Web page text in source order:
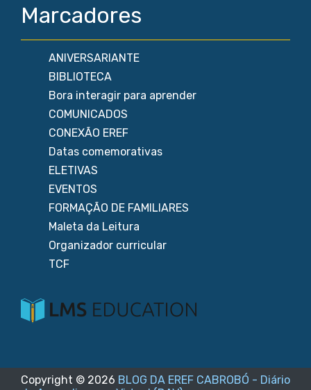
Marcadores
ANIVERSARIANTE
BIBLIOTECA
Bora interagir para aprender
COMUNICADOS
CONEXÃO EREF
Datas comemorativas
ELETIVAS
EVENTOS
FORMAÇÃO DE FAMILIARES
Maleta da Leitura
Organizador curricular
TCF
Copyright © 2026 BLOG DA EREF CABROBÓ - Diário